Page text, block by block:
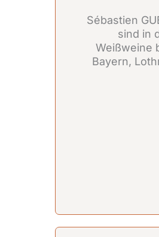
Sébastien
sind in
Weißweine
Bayern,